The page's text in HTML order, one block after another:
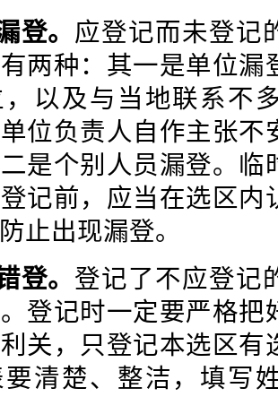
登。 应登记而未登记
两种：其一是单位漏
，以及与当地联系不
位负责人自作主张不
是个别人员漏登。临
记前，应当在选区内
止出现漏登。
登。 登记了不应登记
登记时一定要严格把
关，只登记本选区有
要清楚、整洁，填写